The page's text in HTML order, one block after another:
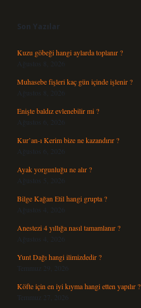
Son Yazılar
Kuzu göbeği hangi aylarda toplanır ?
Ağustos 8, 2026
Muhasebe fişleri kaç gün içinde işlenir ?
Ağustos 8, 2026
Enişte baldız evlenebilir mi ?
Ağustos 6, 2026
Kur’an-ı Kerim bize ne kazandırır ?
Ağustos 6, 2026
Ayak yorgunluğu ne alır ?
Ağustos 5, 2026
Bilge Kağan Etil hangi grupta ?
Ağustos 4, 2026
Anestezi 4 yıllığa nasıl tamamlanır ?
Ağustos 4, 2026
Yunt Dağı hangi ilimizdedir ?
Temmuz 29, 2026
Köfte için en iyi kıyma hangi etten yapılır ?
Temmuz 27, 2026